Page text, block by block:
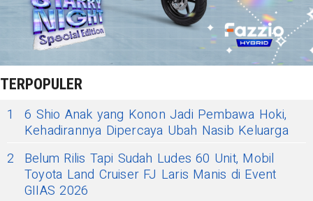
TERPOPULER
1
6 Shio Anak yang Konon Jadi Pembawa Hoki,
Kehadirannya Dipercaya Ubah Nasib Keluarga
2
Belum Rilis Tapi Sudah Ludes 60 Unit, Mobil
Toyota Land Cruiser FJ Laris Manis di Event
GIIAS 2026